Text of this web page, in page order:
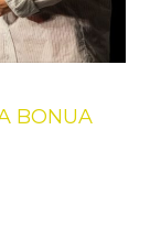
BONUA